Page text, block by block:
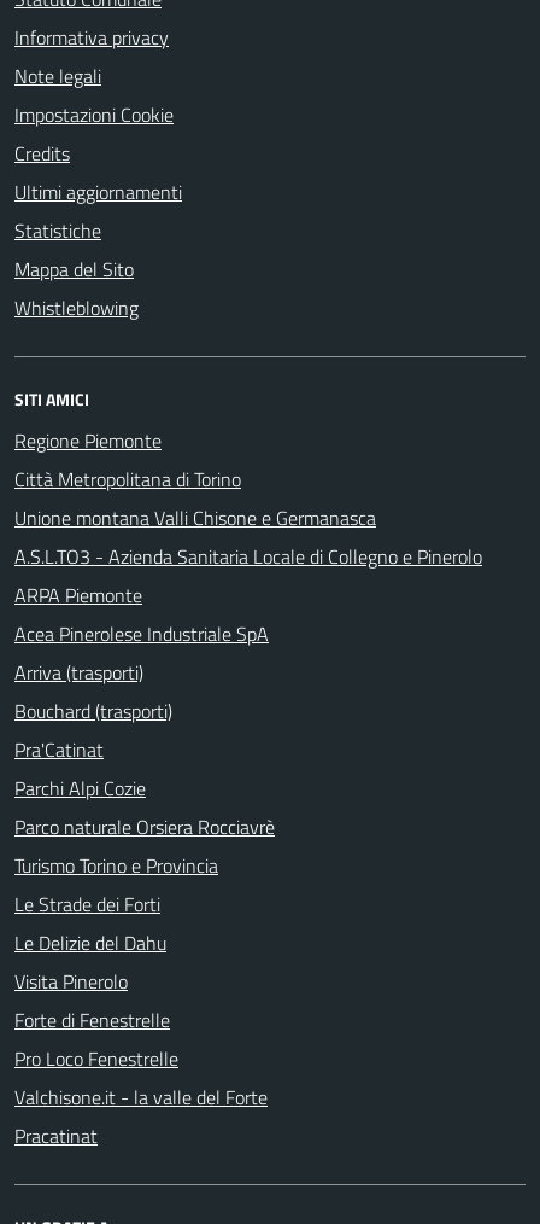
Informativa privacy
Note legali
Impostazioni Cookie
Credits
Ultimi aggiornamenti
Statistiche
Mappa del Sito
Whistleblowing
SITI AMICI
Regione Piemonte
Città Metropolitana di Torino
Unione montana Valli Chisone e Germanasca
A.S.L.TO3 - Azienda Sanitaria Locale di Collegno e Pinerolo
ARPA Piemonte
Acea Pinerolese Industriale SpA
Arriva (trasporti)
Bouchard (trasporti)
Pra'Catinat
Parchi Alpi Cozie
Parco naturale Orsiera Rocciavrè
Turismo Torino e Provincia
Le Strade dei Forti
Le Delizie del Dahu
Visita Pinerolo
Forte di Fenestrelle
Pro Loco Fenestrelle
Valchisone.it - la valle del Forte
Pracatinat